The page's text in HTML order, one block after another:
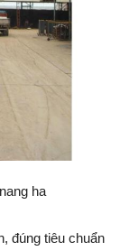
ha
đúng tiêu chuẩn